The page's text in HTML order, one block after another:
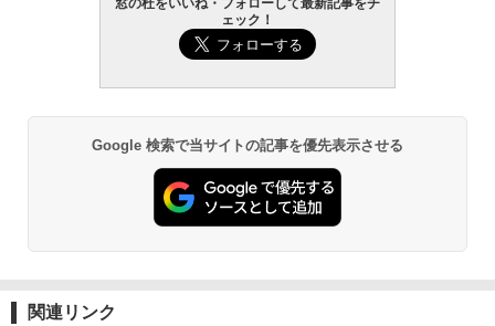
窓の杜をいいね・フォローして最新記事をチ
ェック！
Google 検索で当サイトの記事を優先表示させる
関連リンク